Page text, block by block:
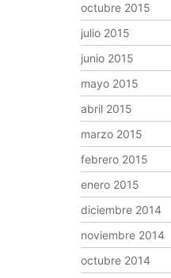
octubre 2015
julio 2015
junio 2015
mayo 2015
abril 2015
marzo 2015
febrero 2015
enero 2015
diciembre 2014
noviembre 2014
octubre 2014